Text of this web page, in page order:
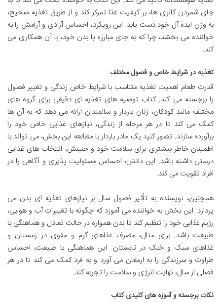
جای شمردن کالری ها، بر کیفیت غذا تمرکز کند و از طریق تغذیه صحیح،
به وزن ایده آل خود دست یابد. این رویکرد، احساس آزادی و آرامش را به
خواننده می بخشد، چرا که به جای مبارزه با بدن خود، با آن همکاری می
کند.
تغذیه در شرایط خاص و فصول مختلف
قدرت طعام اهمیت تغذیه متناسب با شرایط خاص زندگی و تغییر فصول
را برجسته می کند. کتاب توصیه های تغذیه ای دقیقی برای گروه های
مختلف مانند کودکان، زنان باردار و سالمندان ارائه می دهد که به آن ها
کمک می کند تا در هر مرحله از زندگی، نیازهای غذایی خاص خود را
برآورده سازند. تصور کنید یک مادر باردار با مطالعه این بخش، می تواند با
اطمینان خاطر بیشتری برای سلامت خود و جنینش، انتخاب های غذایی
درستی داشته باشد. این دانش، احساس مسئولیت پذیری و آگاهی را در
افراد تقویت می کند.
همچنین، نویسنده به تأثیر فصول سال بر نیازهای تغذیه ای بدن می
پردازد. این بخش به خواننده می آموزد که چگونه با تغییرات آب و هوایی،
رژیم غذایی خود را تنظیم کند تا بدن همواره در حالت تعادل و هماهنگی با
طبیعت باشد. برای مثال، مصرف غذاهای گرم و مقوی در زمستان و
غذاهای سبک و خنک در تابستان. این هماهنگی با طبیعت، احساس
طراوت و سرزندگی را به ارمغان می آورد و به فرد کمک می کند تا در هر
فصلی از سال، نهایت انرژی و سلامت را تجربه کند.
نکات برجسته و آموزه های کلیدی کتاب